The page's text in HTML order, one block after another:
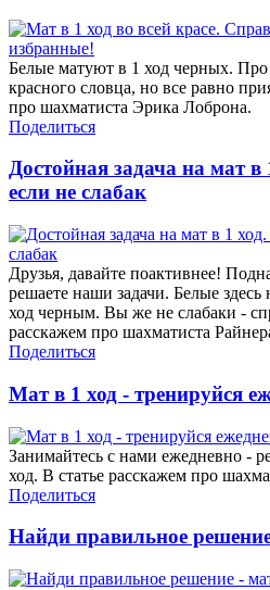
Белые матуют в 1 ход черных.
красного словца, но все равно
про шахматиста Эрика Лоброна.
Поделиться
Достойная задача на мат
если не слабак
Друзья, давайте поактивнее!
решаете наши задачи. Белые
ход черным. Вы же не слабаки -
расскажем про шахматиста
Поделиться
Мат в 1 ход - тренируйся
Занимайтесь с нами ежедневно -
ход. В статье расскажем про
Поделиться
Найди правильное